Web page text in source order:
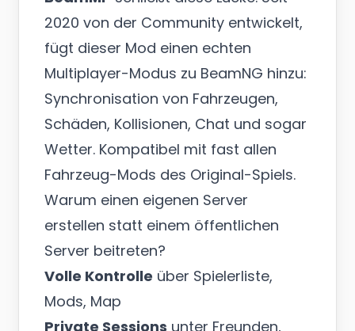
2020 von der Community entwickelt,
fügt dieser Mod einen echten
Multiplayer-Modus zu BeamNG hinzu:
Synchronisation von Fahrzeugen,
Schäden, Kollisionen, Chat und sogar
Wetter. Kompatibel mit fast allen
Fahrzeug-Mods des Original-Spiels.
Warum einen eigenen Server
erstellen statt einem öffentlichen
Server beitreten?
Volle Kontrolle über Spielerliste,
Mods, Map
Private Sessions unter Freunden,